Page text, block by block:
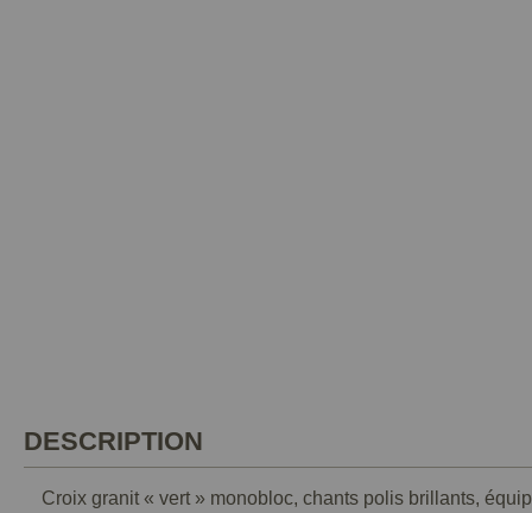
DESCRIPTION
Croix granit « vert » monobloc, chants polis brillants,